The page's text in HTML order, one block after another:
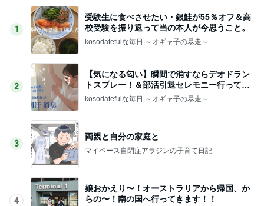
1
受験生に食べさせたい・銀鮭が55％オフ＆高
校受験を振り返って当の本人が今思うこと。
kosodatefulな毎日 ～オギャ子の暴走～
2
【気になる匂い】瞬間で消すならデオドラン
トスプレー！＆部活引退セレモニー行ってき
た
kosodatefulな毎日 ～オギャ子の暴走～
3
両親と自分の家庭と
マイペース自閉症アラジンの子育て日記
4
娘おかえり〜！オーストラリアから帰国、か
らの〜！南の国へ行ってきます！！